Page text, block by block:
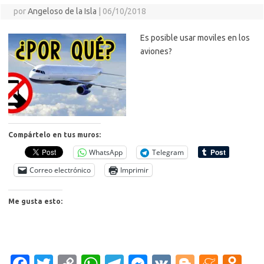
porAngeloso de la Isla 06/10/2018
Es posible usar moviles en los
aviones?
Compártelo en tus muros:
WhatsApp
Telegram
Correo electrónico
Imprimir
Me gusta esto: